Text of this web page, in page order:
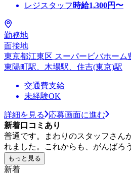
レジスタッフ 時給1,300円〜
勤務地
面接地
東京都江東区 スーパービバホーム
東陽町駅、木場駅、住吉(東京)駅
交通費支給
未経験OK
詳細を見る
応募画面に進む
新着口コミあり
普通です。まわりのスタッフさん
れました。これからも、がんばろ
もっと見る
新着